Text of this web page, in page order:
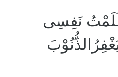
نَفِسِى